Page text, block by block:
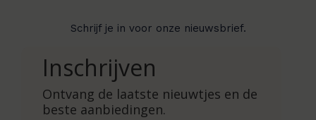
Schrijf je in voor onze nieuwsbrief.
Inschrijven
Ontvang de laatste nieuwtjes en de
beste aanbiedingen.